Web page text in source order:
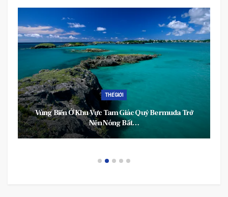
Tết 2024: Món Đại Kỵ Không Nên Ăn, Biết Để Tránh Vận
Đen Đeo…